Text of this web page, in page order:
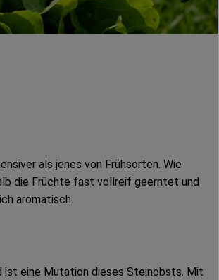
als jenes von Frühsorten. Wie
die Früchte fast vollreif geerntet und
aromatisch.
ist eine Mutation dieses Steinobsts. Mit